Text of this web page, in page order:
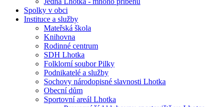
Spolky v obci
Instituce a služby
Mateřská škola
Knihovna
Rodinné centrum
SDH Lhotka
Folklorní soubor Pilky
Podnikatelé a služby
Sochovy národopisné slavnosti Lhotka
Obecní dům
Sportovní areál Lhotka